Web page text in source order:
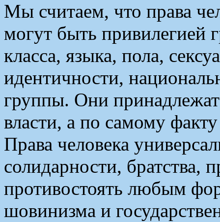
Мы считаем, что права
могут быть привилегией
класса, языка, пола,
идентичности,
группы. Они
власти, а по самому
Права человека
солидарности, братства,
противостоять любым
шовинизма и